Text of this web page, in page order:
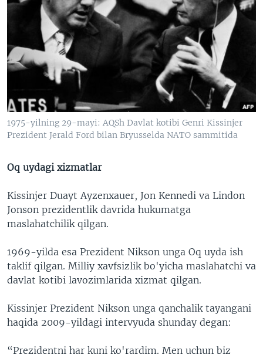
1975-yilning 29-mayi: AQSh Davlat kotibi Genri Kissinjer
Prezident Jerald Ford bilan Bryusselda NATO sammitida
Oq uydagi xizmatlar
Kissinjer Duayt Ayzenxauer, Jon Kennedi va Lindon
Jonson prezidentlik davrida hukumatga
maslahatchilik qilgan.
1969-yilda esa Prezident Nikson unga Oq uyda ish
taklif qilgan. Milliy xavfsizlik bo'yicha maslahatchi va
davlat kotibi lavozimlarida xizmat qilgan.
Kissinjer Prezident Nikson unga qanchalik tayangani
haqida 2009-yildagi intervyuda shunday degan:
“Prezidentni har kuni ko'rardim. Men uchun biz